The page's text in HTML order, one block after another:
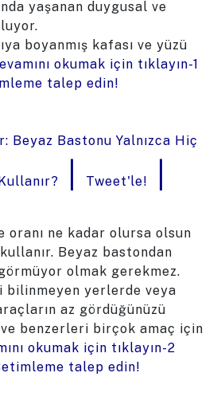
yaşanan duygusal ve
boyanmış kafası ve yüzü
okumak için tıklayın-1
talep edin!
Beyaz Bastonu Yalnızca Hiç
Tweet'le!
oranı ne kadar olursa olsun
Beyaz bastondan
olmak gerekmez.
bilinmeyen yerlerde veya
az gördüğünüzü
ve benzerleri birçok amaç için
okumak için tıklayın-2
talep edin!